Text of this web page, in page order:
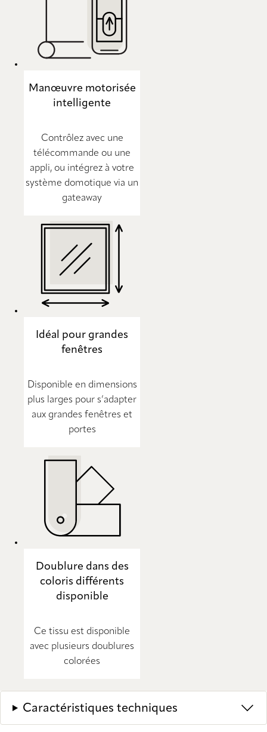
Manœuvre motorisée
intelligente
Contrôlez avec une
télécommande ou une
appli, ou intégrez à votre
système domotique via un
gateaway
Idéal pour grandes
fenêtres
Disponible en dimensions
plus larges pour s’adapter
aux grandes fenêtres et
portes
Doublure dans des
coloris différents
disponible
Ce tissu est disponible
avec plusieurs doublures
colorées
Caractéristiques techniques